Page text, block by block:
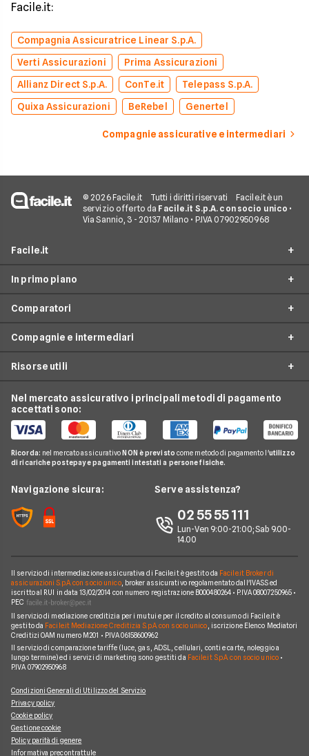
Facile.it:
Compagnia Assicuratrice Linear S.p.A.
Verti Assicurazioni
Prima Assicurazioni
Allianz Direct S.p.A.
ConTe.it
Telepass S.p.A.
Quixa Assicurazioni
BeRebel Genertel
Compagnie assicurative e intermediari
© 2026 Facile.it Tutti i diritti riservati
Facile.it è un
servizio offerto da Facile.it S.p.A. con socio unico •
Via Sannio, 3 - 20137 Milano • P.IVA 07902950968
Facile.it
Assicurazioni
Prestiti
Conti e Carte
Telefonia Mobile
Pay TV
Noleggio Lungo Termine
News
Chi siamo
Perché scegliere Facile.it
Mappa del sito
In primo piano
Assicurazioni online
Assicurazione Auto
Assicurazione Moto
Assicurazione Casa
Assicurazione Vita
Assicurazione Mutuo
Assicurazione Avvocati
Assicurazione Infortuni
Assicurazione Autocarro
Comparatori
Preventivo assicurazione auto
Preventivo Assicurazione Moto
Preventivo Assicurazione Casa
Preventivo Assicurazione Vita
Preventivo Assicurazione Viaggio
Compagnie e intermediari
Bene Assicurazioni
ConTe
Genertel
Allianz Direct
Linear
Prima.it
Quixa
UnipolSai
Allianz
Compagnie e intermediari
Risorse utili
Osservatorio Assicurazioni
Guida Assicurazioni
Agenzie Assicurative
Domande Assicurazioni
Glossario Assicurativo
Notizie Assicurazioni
Nel mercato assicurativo i principali metodi di pagamento
accettati sono:
Ricorda: nel mercato assicurativo NON è previsto come metodo di pagamento l'utilizzo
di ricariche postepay e pagamenti intestati a persone fisiche.
Navigazione sicura: Serve assistenza?
02 55 55 111
Lun-Ven 9:00-21:00; Sab 9.00-
14.00
Il servizio di intermediazione assicurativa di Facile.it è gestito da Facile.it Broker di
assicurazioni S.p.A. con socio unico, broker assicurativo regolamentato dall'IVASS ed
iscritto al RUI in data 13/02/2014 con numero registrazione B000480264 • P.IVA 08007250965 •
PEC
Il servizio di mediazione creditizia per i mutui e per il credito al consumo di Facile.it è
gestito da Facile.it Mediazione Creditizia S.p.A. con socio unico , iscrizione Elenco Mediatori
Creditizi OAM numero M201 • P.IVA 06158600962
Il servizio di comparazione tariffe (luce, gas, ADSL, cellulari, conti e carte, noleggio a
lungo termine) ed i servizi di marketing sono gestiti da Facile.it S.p.A. con socio unico•
P.IVA 07902950968
Condizioni Generali di Utilizzo del Servizio
Privacy policy
Cookie policy
Gestione cookie
Policy parità di genere
Informativa precontrattule